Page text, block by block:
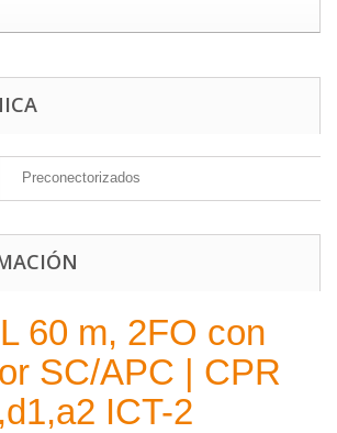
Preconectorizados
60 m, 2FO con
SC/APC | CPR
ICT-2